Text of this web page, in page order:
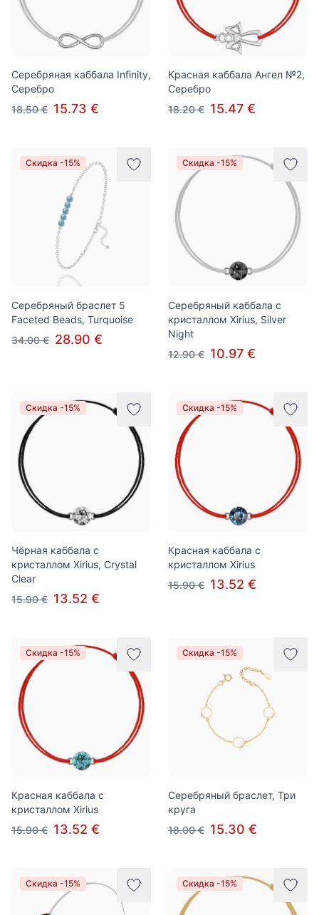
Серебряная каббала Infinity,
Серебро
18.50 € 15.73 €
Красная каббала Ангел №2,
Серебро
18.20 € 15.47 €
Скидка -15%
Серебряный браслет 5
Faceted Beads, Turquoise
34.00 € 28.90 €
Скидка -15%
Серебряный каббала с
кристаллом Xirius, Silver
Night
12.90 € 10.97 €
Скидка -15%
Чёрная каббала с
кристаллом Xirius, Crystal
Clear
15.90 € 13.52 €
Скидка -15%
Красная каббала с
кристаллом Xirius
15.90 € 13.52 €
Скидка -15%
Красная каббала с
кристаллом Xirius
15.90 € 13.52 €
Скидка -15%
Серебряный браслет, Три
круга
18.00 € 15.30 €
Скидка -15% Скидка -15%